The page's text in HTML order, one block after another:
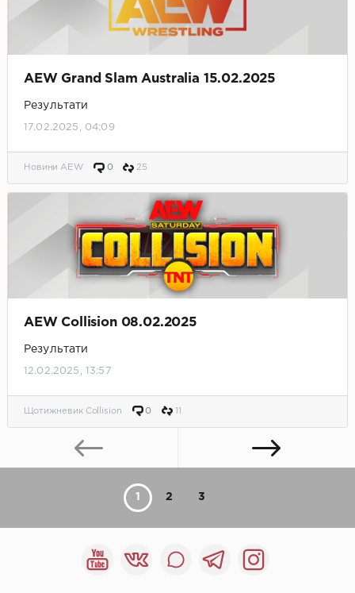
AEW Grand Slam Australia 15.02.2025
Результати
17.02.2025, 04:09
Новини AEW 0 25
AEW Collision 08.02.2025
Результати
12.02.2025, 13:57
Щотижневик Collision 0
1 2 3